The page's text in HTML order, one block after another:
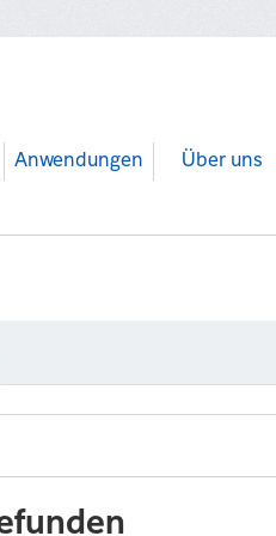
Anwendungen Über uns